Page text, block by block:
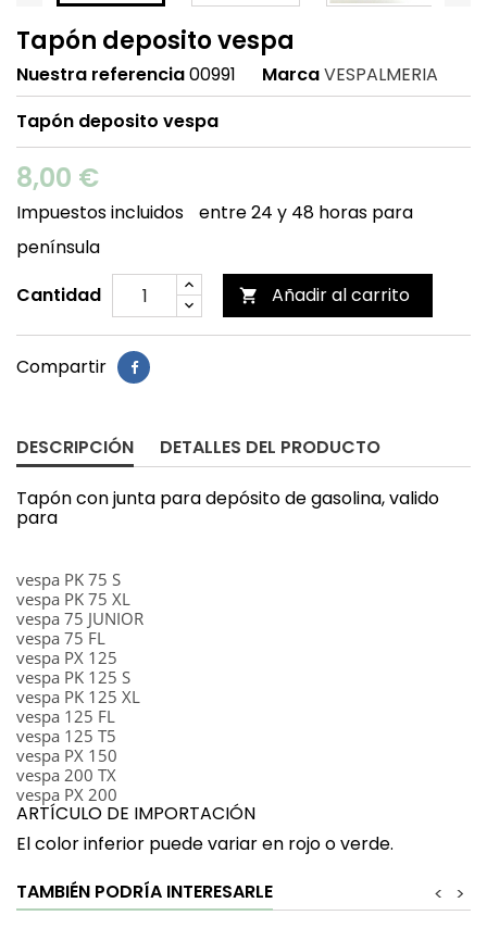
Tapón deposito vespa
Nuestra referencia00991 MarcaVESPALMERIA
Tapón deposito vespa
8,00 €
Impuestos incluidos
entre 24 y 48 horas para
península
Cantidad
 Añadir al carrito
Compartir
DESCRIPCIÓN DETALLES DEL PRODUCTO
Tapón con junta para depósito de gasolina, valido
para
vespa PK 75 S
vespa PK 75 XL
vespa 75 JUNIOR
vespa 75 FL
vespa PX 125
vespa PK 125 S
vespa PK 125 XL
vespa 125 FL
vespa 125 T5
vespa PX 150
vespa 200 TX
vespa PX 200
ARTÍCULO DE IMPORTACIÓN
El color inferior puede variar en rojo o verde.
TAMBIÉN PODRÍA INTERESARLE
>
<